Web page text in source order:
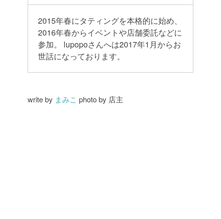
2015年春にタティングを本格的に始め、
2016年春からイベントや店舗委託などに
参加。
lupopoさんへは2017年1月からお
世話になっております。
write by まみこ photo by 店主